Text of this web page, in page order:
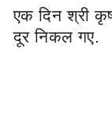
एक दिन श्री
दूर निकल गए.